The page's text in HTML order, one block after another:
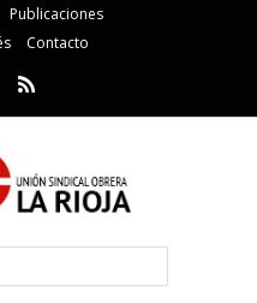
Publicaciones
Contacto